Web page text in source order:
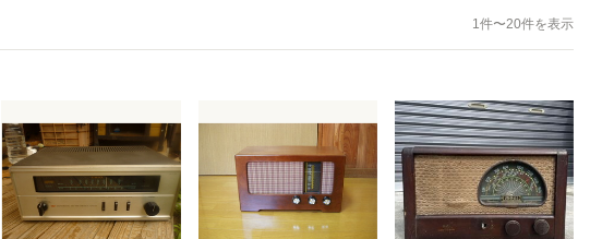
1件〜20件を表示